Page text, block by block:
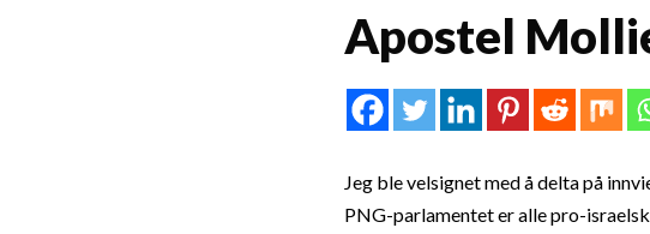
Apostel
Jeg ble velsignet med å delta på
PNG-parlamentet er alle pro-